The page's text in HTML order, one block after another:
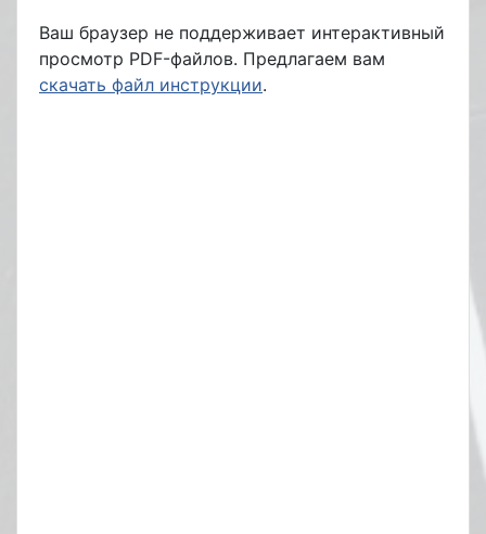
Ваш браузер не поддерживает интерактивный
просмотр PDF-файлов. Предлагаем вам
скачать файл инструкции.